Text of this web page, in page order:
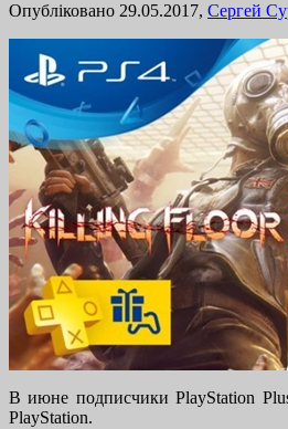
Опубліковано 29.05.2017, Сергей
В июне подписчики PlayStation
PlayStation.